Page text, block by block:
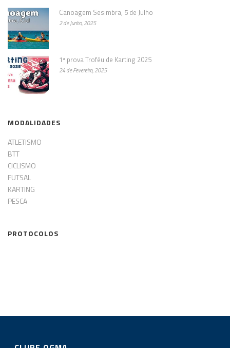
Canoagem Sesimbra, 5 de Julho
2 de Junho, 2025
1ª prova Troféu de Karting 2025
24 de Fevereiro, 2025
MODALIDADES
ATLETISMO
BTT
CICLISMO
FUTSAL
KARTING
PESCA
PROTOCOLOS